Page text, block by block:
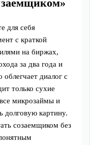
для себя
с краткой
на биржах,
за два года и
диалог с
только сухие
микрозаймы и
долговую картину.
созаемщиком без